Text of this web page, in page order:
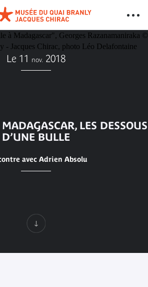
Le 11 nov. 2018
LES DESSOUS
D’UNE BULLE
avec Adrien Absolu